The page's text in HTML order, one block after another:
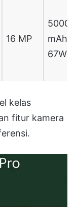
16 MP
5000
mAh,
67W
kelas
fitur kamera